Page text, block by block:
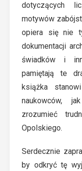
dotyczących
motywów
opiera się nie
dokumentacji
świadków i
pamiętają te
książka
naukowców,
zrozumieć
Opolskiego.
Serdecznie
by odkryć tę